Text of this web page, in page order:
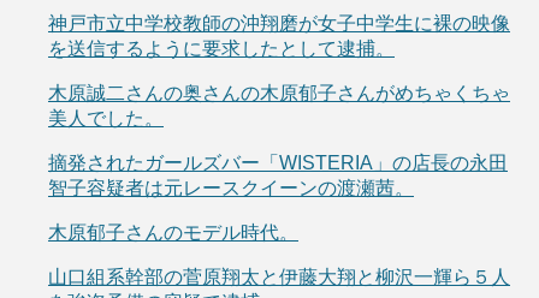
神戸市立中学校教師の沖翔磨が女子中学生に裸の映像
を送信するように要求したとして逮捕。
木原誠二さんの奥さんの木原郁子さんがめちゃくちゃ
美人でした。
摘発されたガールズバー「WISTERIA」の店長の永田
智子容疑者は元レースクイーンの渡瀬茜。
木原郁子さんのモデル時代。
山口組系幹部の菅原翔太と伊藤大翔と柳沢一輝ら５人